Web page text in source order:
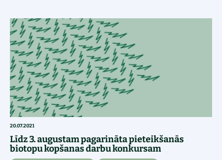
20.07.2021
Līdz 3. augustam pagarināta pieteikšanās
biotopu kopšanas darbu konkursam